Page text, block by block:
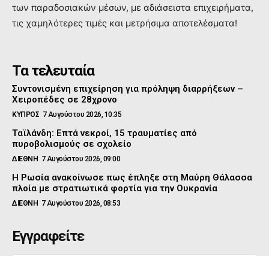
των παραδοσιακών μέσων, με αδιάσειστα επιχειρήματα,
τις χαμηλότερες τιμές και μετρήσιμα αποτελέσματα!
Τα τελευταία
Συντονισμένη επιχείρηση για πρόληψη διαρρήξεων –
Χειροπέδες σε 28χρονο
ΚΥΠΡΟΣ 7 Αυγούστου 2026, 10:35
Ταϊλάνδη: Επτά νεκροί, 15 τραυματίες από
πυροβολισμούς σε σχολείο
ΔΙΕΘΝΗ 7 Αυγούστου 2026, 09:00
Η Ρωσία ανακοίνωσε πως έπληξε στη Μαύρη Θάλασσα
πλοία με στρατιωτικά φορτία για την Ουκρανία
ΔΙΕΘΝΗ 7 Αυγούστου 2026, 08:53
Εγγραφείτε